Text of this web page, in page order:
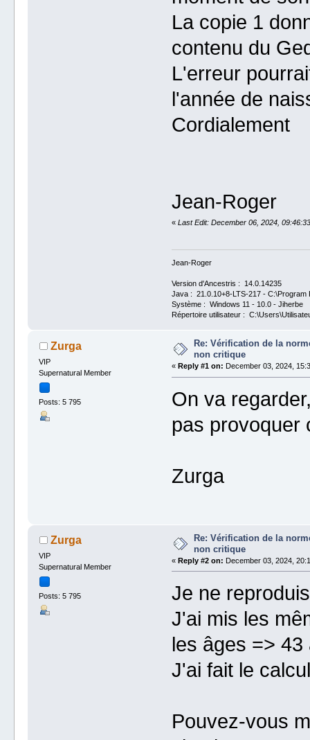
La copie 1
contenu du
L'erreur
l'année de
Cordialement
Jean-Roger
« Last Edit: December 06, 2024,
Jean-Roger
Version d'Ancestris : 14.0.14235
Java : 21.0.10+8-LTS-217 - C:\Program
Système : Windows 11 - 10.0 - Jiherbe
Répertoire utilisateur :
Zurga
VIP
Supernatural Member
Posts: 5 795
Re: Vérification de la
non critique
« Reply #1 on: December 03, 2024,
On va
pas provoquer
Zurga
Zurga
VIP
Supernatural Member
Posts: 5 795
Re: Vérification de la
non critique
« Reply #2 on: December 03, 2024,
Je ne
J'ai mis les
les âges => 43
J'ai fait le
Pouvez-vous